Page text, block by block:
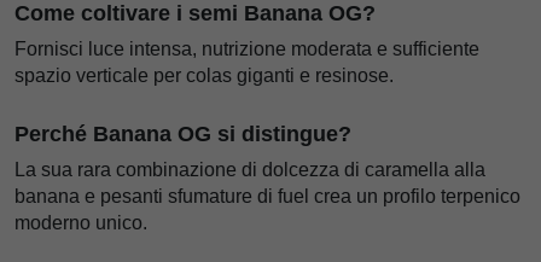
Come coltivare i semi Banana OG?
Fornisci luce intensa, nutrizione moderata e sufficiente
spazio verticale per colas giganti e resinose.
Perché Banana OG si distingue?
La sua rara combinazione di dolcezza di caramella alla
banana e pesanti sfumature di fuel crea un profilo terpenico
moderno unico.